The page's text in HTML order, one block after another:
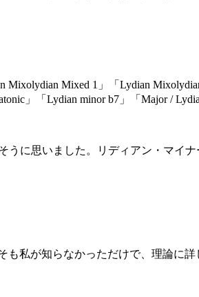
Mixolydian Mixed 1」「Lydian
」「Lydian minor b7」「Major /
に思いました。リディアン・マイ
私が知らなかっただけで、理論に